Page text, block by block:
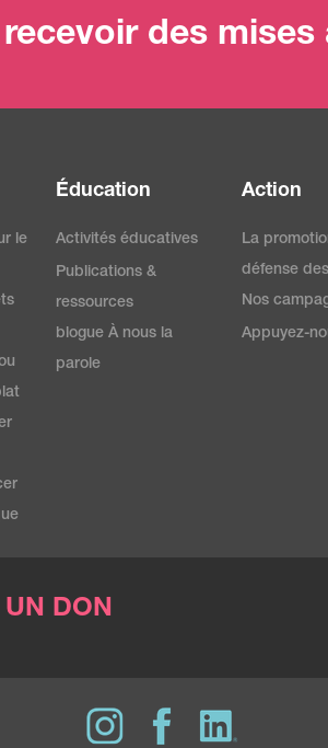
des
le
Éducation
Activités éducatives
Publications &
ressources
blogue À nous la
parole
Action
La
défense
Nos
Appuyez-
UN DON